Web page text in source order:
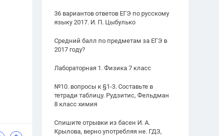
36 вариантов ответов ЕГЭ по русскому
языку 2017. И. П. Цыбулько
Средний балл по предметам за ЕГЭ в
2017 году?
Лабораторная 1. Физика 7 класс
№10. вопросы к §1-3. Составьте в
тетради таблицу. Рудзитис, Фельдман
8 класс химия
Спишите отрывки из басен И. А.
Крылова, верно употребляя не. ГДЗ,